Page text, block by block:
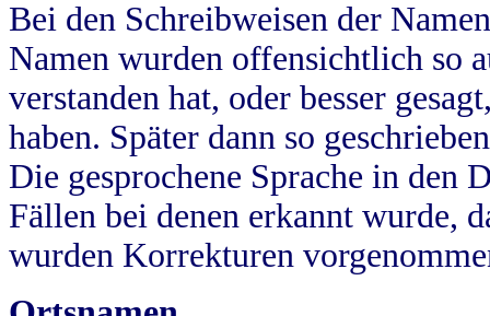
Bei den Schreibweisen der
Namen wurden offensichtlich so
verstanden hat, oder besser
haben. Später dann so
Die gesprochene Sprache in
Fällen bei denen erkannt wurde,
wurden Korrekturen